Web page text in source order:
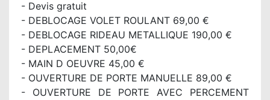
- Devis gratuit
- DEBLOCAGE VOLET ROULANT 69,00 €
- DEBLOCAGE RIDEAU METALLIQUE 190,00 €
- DEPLACEMENT 50,00€
- MAIN D OEUVRE 45,00 €
- OUVERTURE DE PORTE MANUELLE 89,00 €
- OUVERTURE DE PORTE AVEC PERCEMENT